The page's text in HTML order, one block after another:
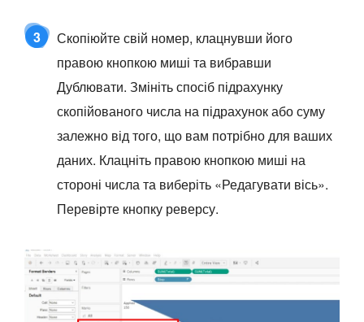
3
Скопіюйте свій номер, клацнувши його
правою кнопкою миші та вибравши
Дублювати. Змініть спосіб підрахунку
скопійованого числа на підрахунок або суму
залежно від того, що вам потрібно для ваших
даних. Клацніть правою кнопкою миші на
стороні числа та виберіть «Редагувати вісь».
Перевірте кнопку реверсу.